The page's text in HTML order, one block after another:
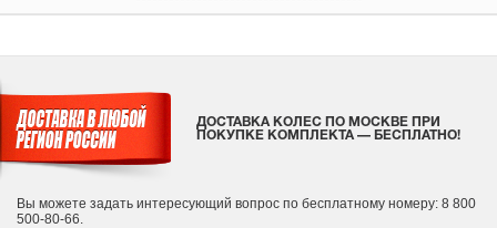
ДОСТАВКА КОЛЕС ПО МОСКВЕ ПРИ
ПОКУПКЕ КОМПЛЕКТА — БЕСПЛАТНО!
Вы можете задать интересующий вопрос по бесплатному номеру: 8 800
500-80-66.